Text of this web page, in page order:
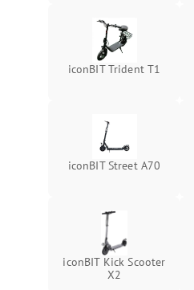
iconBIT Trident T1
iconBIT Street A70
iconBIT Kick Scooter
X2